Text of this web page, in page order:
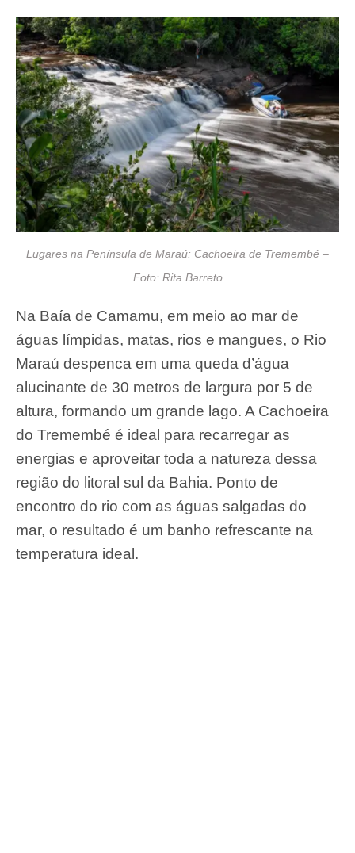
Lugares na Península de Maraú: Cachoeira de Tremembé –
Foto: Rita Barreto
Na Baía de Camamu, em meio ao mar de
águas límpidas, matas, rios e mangues, o Rio
Maraú despenca em uma queda d’água
alucinante de 30 metros de largura por 5 de
altura, formando um grande lago. A Cachoeira
do Tremembé é ideal para recarregar as
energias e aproveitar toda a natureza dessa
região do litoral sul da Bahia. Ponto de
encontro do rio com as águas salgadas do
mar, o resultado é um banho refrescante na
temperatura ideal.